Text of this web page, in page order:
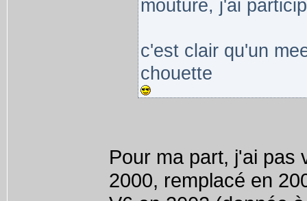
mouture, j'ai
c'est clair qu'un
chouette
Pour ma part, j'ai pas
2000, remplacé en